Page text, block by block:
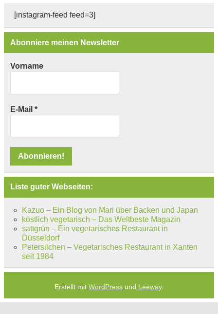
[instagram-feed feed=3]
Abonniere meinen Newsletter
Vorname
E-Mail *
Liste guter Webseiten:
Kazuo – Ein Blog von Mari über Backen und Japan
köstlich vegetarisch – Das Weltbeste Magazin
sattgrün – Ein vegetarisches Restaurant in
Düsseldorf
Petersilchen – Vegetarisches Restaurant in Xanten
seit 1984
Erstellt mit WordPress und Leeway.